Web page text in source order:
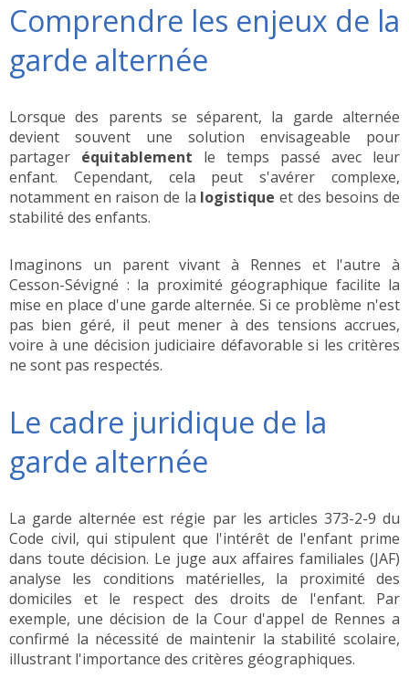
Comprendre les enjeux de la
garde alternée
Lorsque des parents se séparent, la garde alternée
devient souvent une solution envisageable pour
partager équitablement le temps passé avec leur
enfant. Cependant, cela peut s'avérer complexe,
notamment en raison de la logistique et des besoins de
stabilité des enfants.
Imaginons un parent vivant à Rennes et l'autre à
Cesson-Sévigné : la proximité géographique facilite la
mise en place d'une garde alternée. Si ce problème n'est
pas bien géré, il peut mener à des tensions accrues,
voire à une décision judiciaire défavorable si les critères
ne sont pas respectés.
Le cadre juridique de la
garde alternée
La garde alternée est régie par les articles 373-2-9 du
Code civil, qui stipulent que l'intérêt de l'enfant prime
dans toute décision. Le juge aux affaires familiales (JAF)
analyse les conditions matérielles, la proximité des
domiciles et le respect des droits de l'enfant. Par
exemple, une décision de la Cour d'appel de Rennes a
confirmé la nécessité de maintenir la stabilité scolaire,
illustrant l'importance des critères géographiques.